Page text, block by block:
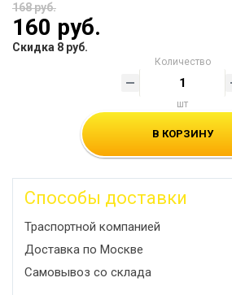
168 руб.
160 руб.
Скидка 8 руб.
Количество
шт
В КОРЗИНУ
Способы доставки
Траспортной компанией
Доставка по Москве
Самовывоз со склада